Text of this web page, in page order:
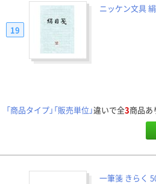
ニッケン文具
19
「商品タイプ」「販売単位」違いで全3商品あ
一筆箋 きらく